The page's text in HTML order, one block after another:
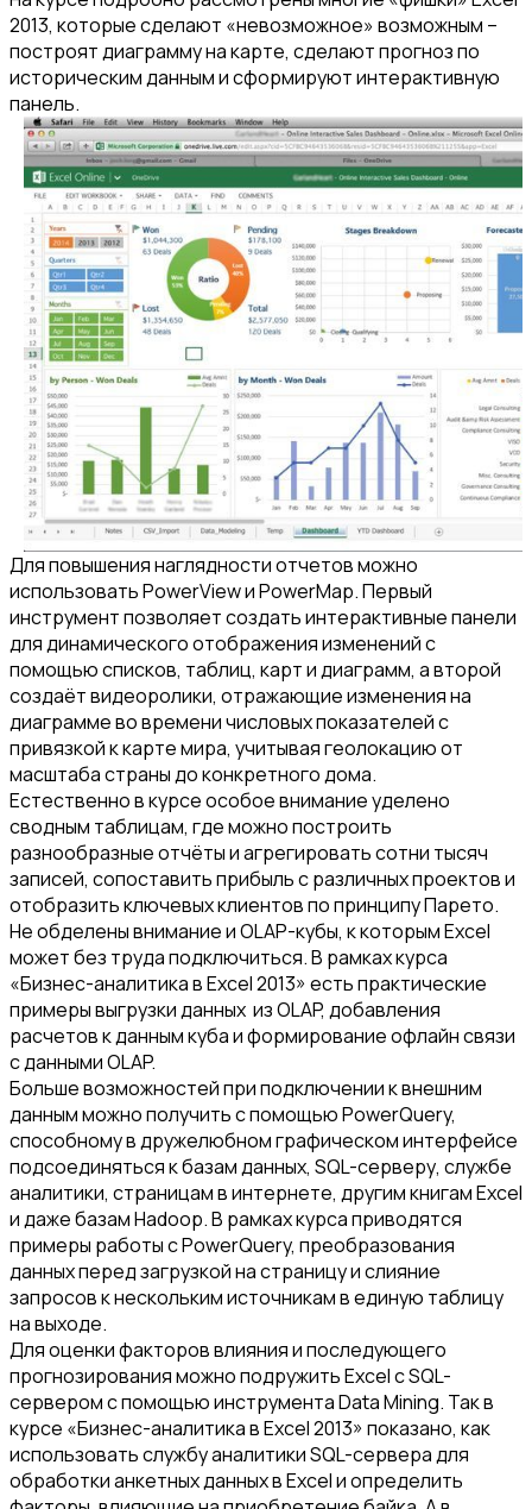
2013, которые сделают «невозможное» возможным –
построят диаграмму на карте, сделают прогноз по
историческим данным и сформируют интерактивную
панель.
Для повышения наглядности отчетов можно
использовать PowerView и PowerMap. Первый
инструмент позволяет создать интерактивные панели
для динамического отображения изменений с
помощью списков, таблиц, карт и диаграмм, а второй
создаёт видеоролики, отражающие изменения на
диаграмме во времени числовых показателей с
привязкой к карте мира, учитывая геолокацию от
масштаба страны до конкретного дома.
Естественно в курсе особое внимание уделено
сводным таблицам, где можно построить
разнообразные отчёты и агрегировать сотни тысяч
записей, сопоставить прибыль с различных проектов и
отобразить ключевых клиентов по принципу Парето.
Не обделены внимание и OLAP-кубы, к которым Excel
может без труда подключиться. В рамках курса
«Бизнес-аналитика в Excel 2013» есть практические
примеры выгрузки данных из OLAP, добавления
расчетов к данным куба и формирование офлайн связи
с данными OLAP.
Больше возможностей при подключении к внешним
данным можно получить с помощью PowerQuery,
способному в дружелюбном графическом интерфейсе
подсоединяться к базам данных, SQL-серверу, службе
аналитики, страницам в интернете, другим книгам Excel
и даже базам Hadoop. В рамках курса приводятся
примеры работы с PowerQuery, преобразования
данных перед загрузкой на страницу и слияние
запросов к нескольким источникам в единую таблицу
на выходе.
Для оценки факторов влияния и последующего
прогнозирования можно подружить Excel с SQL-
сервером с помощью инструмента Data Mining. Так в
курсе «Бизнес-аналитика в Excel 2013» показано, как
использовать службу аналитики SQL-сервера для
обработки анкетных данных в Excel и определить